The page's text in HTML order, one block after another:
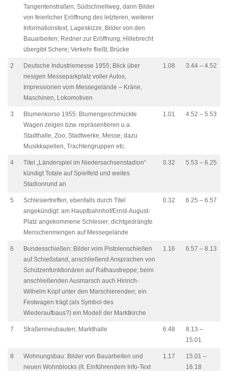
Tangentenstraßen, Südschnellweg, dann Bilder
von feierlicher Eröffnung des letzteren, weiterer
Informationstext, Lageskizze, Bilder von den
Bauarbeiten; Redner zur Eröffnung; Hillebrecht
übergibt Schere; Verkehr fließt; Brücke
2
Deutsche Industriemesse 1955; Blick über
riesigen Messeparkplatz voller Autos,
Impressionen vom Messegelände – Kräne,
Maschinen, Lokomotiven
1.08 3.44 – 4.52
3
Blumenkorso 1955: Blumengeschmückte
Wagen zeigen bzw. repräsentieren u.a.
Stadthalle, Zoo, Stadtwerke, Messe; dazu
Musikkapellen, Trachtengruppen etc.
1.01 4.52 – 5.53
4
Titel „Länderspiel im Niedersachsenstadion“
kündigt Totale auf Spielfeld und weites
Stadionrund an
0.32 5.53 – 6.25
5
Schlesiertreffen, ebenfalls durch Titel
angekündigt: am Hauptbahnhof/Ernst-August-
Platz angekommene Schlesier; dichtgedrängte
Menschenmengen auf Messegelände
0.32 6.25 – 6.57
6
Bundesschießen: Bilder vom Pistolenschießen
auf Schießstand, anschließend Ansprachen von
Schützenfunktionären auf Rathaustreppe; beim
anschließenden Ausmarsch auch Hinrich-
Wilhelm Kopf unter den Marschierenden; ein
Festwagen trägt (als Symbol des
Wiederaufbaus?) ein Modell der Marktkirche
1.16 6.57 – 8.13
7 Straßenneubauten; Markthalle 6.48
8.13 –
15.01
8
Wohnungsbau: Bilder von Bauarbeiten und
neuen Wohnblocks (lt. Einführendem Info-Text
1.17
15.01 –
16.18